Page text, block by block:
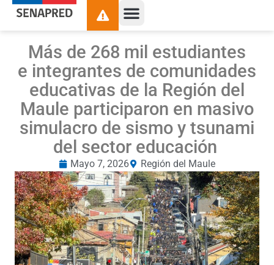
Más de 268 mil estudiantes
e integrantes de comunidades
educativas de la Región del
Maule participaron en masivo
simulacro de sismo y tsunami
del sector educación
Mayo 7, 2026 Región del Maule